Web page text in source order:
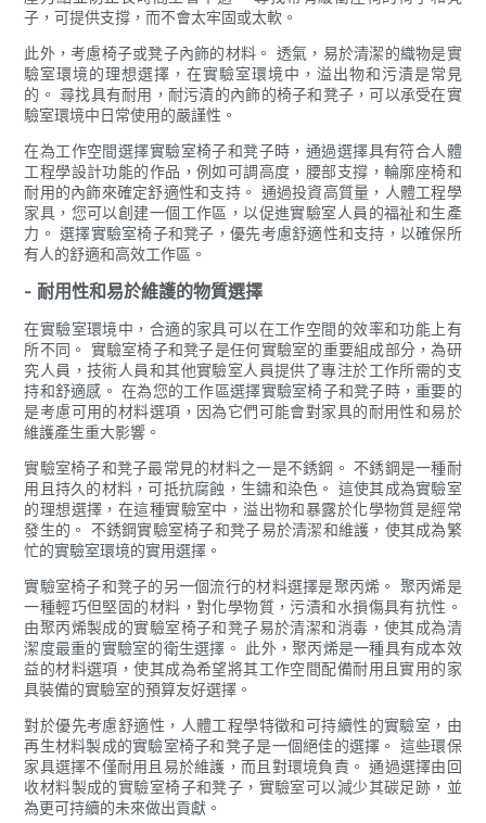
子，可提供支撐，而不會太牢固或太軟。
此外，考慮椅子或凳子內飾的材料。 透氣，易於清潔的織物是實
驗室環境的理想選擇，在實驗室環境中，溢出物和污漬是常見
的。 尋找具有耐用，耐污漬的內飾的椅子和凳子，可以承受在實
驗室環境中日常使用的嚴謹性。
在為工作空間選擇實驗室椅子和凳子時，通過選擇具有符合人體
工程學設計功能的作品，例如可調高度，腰部支撐，輪廓座椅和
耐用的內飾來確定舒適性和支持。 通過投資高質量，人體工程學
家具，您可以創建一個工作區，以促進實驗室人員的福祉和生產
力。 選擇實驗室椅子和凳子，優先考慮舒適性和支持，以確保所
有人的舒適和高效工作區。
- 耐用性和易於維護的物質選擇
在實驗室環境中，合適的家具可以在工作空間的效率和功能上有
所不同。 實驗室椅子和凳子是任何實驗室的重要組成部分，為研
究人員，技術人員和其他實驗室人員提供了專注於工作所需的支
持和舒適感。 在為您的工作區選擇實驗室椅子和凳子時，重要的
是考慮可用的材料選項，因為它們可能會對家具的耐用性和易於
維護產生重大影響。
實驗室椅子和凳子最常見的材料之一是不銹鋼。 不銹鋼是一種耐
用且持久的材料，可抵抗腐蝕，生鏽和染色。 這使其成為實驗室
的理想選擇，在這種實驗室中，溢出物和暴露於化學物質是經常
發生的。 不銹鋼實驗室椅子和凳子易於清潔和維護，使其成為繁
忙的實驗室環境的實用選擇。
實驗室椅子和凳子的另一個流行的材料選擇是聚丙烯。 聚丙烯是
一種輕巧但堅固的材料，對化學物質，污漬和水損傷具有抗性。
由聚丙烯製成的實驗室椅子和凳子易於清潔和消毒，使其成為清
潔度最重的實驗室的衛生選擇。 此外，聚丙烯是一種具有成本效
益的材料選項，使其成為希望將其工作空間配備耐用且實用的家
具裝備的實驗室的預算友好選擇。
對於優先考慮舒適性，人體工程學特徵和可持續性的實驗室，由
再生材料製成的實驗室椅子和凳子是一個絕佳的選擇。 這些環保
家具選擇不僅耐用且易於維護，而且對環境負責。 通過選擇由回
收材料製成的實驗室椅子和凳子，實驗室可以減少其碳足跡，並
為更可持續的未來做出貢獻。